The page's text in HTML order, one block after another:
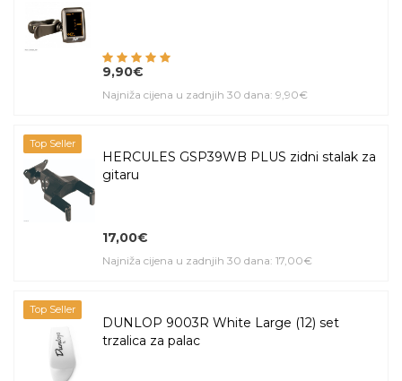
9,90€
Najniža cijena u zadnjih 30 dana: 9,90€
Top Seller
HERCULES GSP39WB PLUS zidni stalak za
gitaru
17,00€
Najniža cijena u zadnjih 30 dana: 17,00€
Top Seller
DUNLOP 9003R White Large (12) set
trzalica za palac